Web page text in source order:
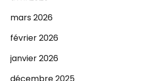
mars 2026
février 2026
janvier 2026